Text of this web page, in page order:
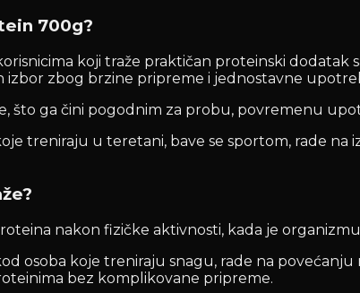
700g?
koji traže praktičan proteinski
zbog brzine pripreme i jednostavne
što ga čini pogodnim za probu, povremenu
treniraju u teretani, bave se sportom, rade na
nakon fizičke aktivnosti, kada je
osoba koje treniraju snagu, rade na
bez komplikovane pripreme.